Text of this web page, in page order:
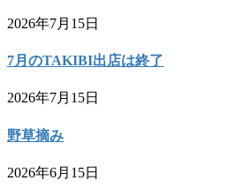
2026年7月15日
7月のTAKIBI出店は終了
2026年7月15日
野草摘み
2026年6月15日